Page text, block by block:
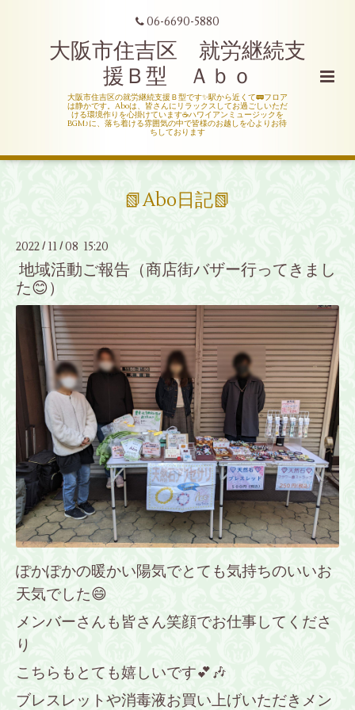
06-6690-5880
大阪市住吉区 就労継続支
援Ｂ型 Ａｂｏ
大阪市住吉区の就労継続支援Ｂ型です✨駅から近くて🚃フロア
は静かです。Aboは、皆さんにリラックスしてお過ごしいただ
ける環境作りを心掛けています☕ハワイアンミュージックを
BGM♪に、落ち着ける雰囲気の中で皆様のお越しを心よりお待
ちしております
📗Abo日記📗
2022 / 11 / 08 15:20
地域活動ご報告（商店街バザー行ってきまし
た😊）
ぽかぽかの暖かい陽気でとても気持ちのいいお
天気でした😄
メンバーさんも皆さん笑顔でお仕事してくださ
り
こちらもとても嬉しいです💕🎶
ブレスレットや消毒液お買い上げいただきメン